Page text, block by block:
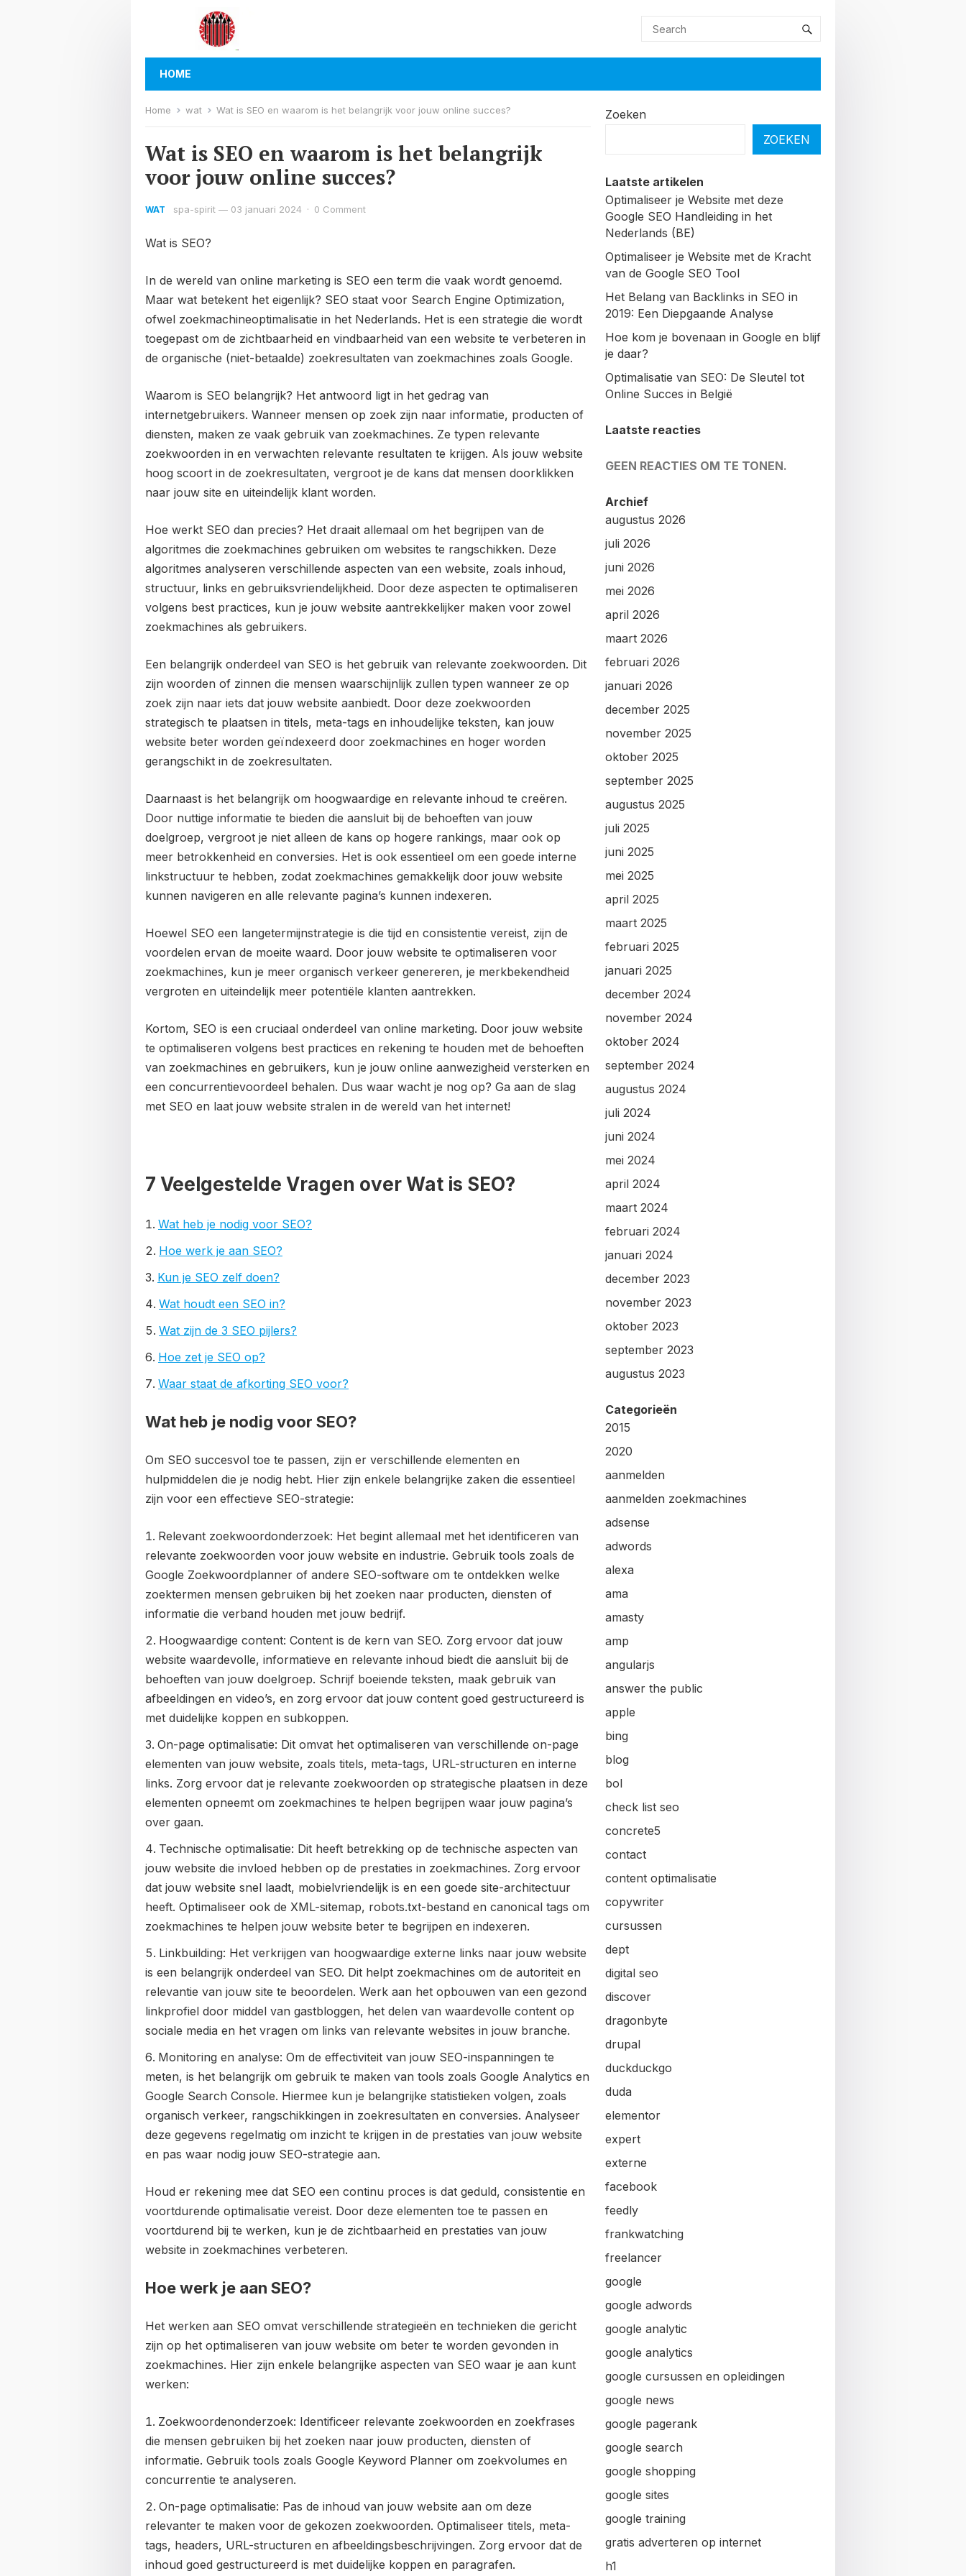
HOME
Home wat Wat is SEO en waarom is het belangrijk voor jouw online succes?
Wat is SEO en waarom is het belangrijk
voor jouw online succes?
WAT spa-spirit — 03 januari 2024 · 0 Comment
Wat is SEO?
In de wereld van online marketing is SEO een term die vaak wordt genoemd.
Maar wat betekent het eigenlijk? SEO staat voor Search Engine Optimization,
ofwel zoekmachineoptimalisatie in het Nederlands. Het is een strategie die wordt
toegepast om de zichtbaarheid en vindbaarheid van een website te verbeteren in
de organische (niet-betaalde) zoekresultaten van zoekmachines zoals Google.
Waarom is SEO belangrijk? Het antwoord ligt in het gedrag van
internetgebruikers. Wanneer mensen op zoek zijn naar informatie, producten of
diensten, maken ze vaak gebruik van zoekmachines. Ze typen relevante
zoekwoorden in en verwachten relevante resultaten te krijgen. Als jouw website
hoog scoort in de zoekresultaten, vergroot je de kans dat mensen doorklikken
naar jouw site en uiteindelijk klant worden.
Hoe werkt SEO dan precies? Het draait allemaal om het begrijpen van de
algoritmes die zoekmachines gebruiken om websites te rangschikken. Deze
algoritmes analyseren verschillende aspecten van een website, zoals inhoud,
structuur, links en gebruiksvriendelijkheid. Door deze aspecten te optimaliseren
volgens best practices, kun je jouw website aantrekkelijker maken voor zowel
zoekmachines als gebruikers.
Een belangrijk onderdeel van SEO is het gebruik van relevante zoekwoorden. Dit
zijn woorden of zinnen die mensen waarschijnlijk zullen typen wanneer ze op
zoek zijn naar iets dat jouw website aanbiedt. Door deze zoekwoorden
strategisch te plaatsen in titels, meta-tags en inhoudelijke teksten, kan jouw
website beter worden geïndexeerd door zoekmachines en hoger worden
gerangschikt in de zoekresultaten.
Daarnaast is het belangrijk om hoogwaardige en relevante inhoud te creëren.
Door nuttige informatie te bieden die aansluit bij de behoeften van jouw
doelgroep, vergroot je niet alleen de kans op hogere rankings, maar ook op
meer betrokkenheid en conversies. Het is ook essentieel om een goede interne
linkstructuur te hebben, zodat zoekmachines gemakkelijk door jouw website
kunnen navigeren en alle relevante pagina’s kunnen indexeren.
Hoewel SEO een langetermijnstrategie is die tijd en consistentie vereist, zijn de
voordelen ervan de moeite waard. Door jouw website te optimaliseren voor
zoekmachines, kun je meer organisch verkeer genereren, je merkbekendheid
vergroten en uiteindelijk meer potentiële klanten aantrekken.
Kortom, SEO is een cruciaal onderdeel van online marketing. Door jouw website
te optimaliseren volgens best practices en rekening te houden met de behoeften
van zoekmachines en gebruikers, kun je jouw online aanwezigheid versterken en
een concurrentievoordeel behalen. Dus waar wacht je nog op? Ga aan de slag
met SEO en laat jouw website stralen in de wereld van het internet!
7 Veelgestelde Vragen over Wat is SEO?
Wat heb je nodig voor SEO?
Hoe werk je aan SEO?
Kun je SEO zelf doen?
Wat houdt een SEO in?
Wat zijn de 3 SEO pijlers?
Hoe zet je SEO op?
Waar staat de afkorting SEO voor?
Wat heb je nodig voor SEO?
Om SEO succesvol toe te passen, zijn er verschillende elementen en
hulpmiddelen die je nodig hebt. Hier zijn enkele belangrijke zaken die essentieel
zijn voor een effectieve SEO-strategie:
Relevant zoekwoordonderzoek: Het begint allemaal met het identificeren van
relevante zoekwoorden voor jouw website en industrie. Gebruik tools zoals de
Google Zoekwoordplanner of andere SEO-software om te ontdekken welke
zoektermen mensen gebruiken bij het zoeken naar producten, diensten of
informatie die verband houden met jouw bedrijf.
Hoogwaardige content: Content is de kern van SEO. Zorg ervoor dat jouw
website waardevolle, informatieve en relevante inhoud biedt die aansluit bij de
behoeften van jouw doelgroep. Schrijf boeiende teksten, maak gebruik van
afbeeldingen en video’s, en zorg ervoor dat jouw content goed gestructureerd is
met duidelijke koppen en subkoppen.
On-page optimalisatie: Dit omvat het optimaliseren van verschillende on-page
elementen van jouw website, zoals titels, meta-tags, URL-structuren en interne
links. Zorg ervoor dat je relevante zoekwoorden op strategische plaatsen in deze
elementen opneemt om zoekmachines te helpen begrijpen waar jouw pagina’s
over gaan.
Technische optimalisatie: Dit heeft betrekking op de technische aspecten van
jouw website die invloed hebben op de prestaties in zoekmachines. Zorg ervoor
dat jouw website snel laadt, mobielvriendelijk is en een goede site-architectuur
heeft. Optimaliseer ook de XML-sitemap, robots.txt-bestand en canonical tags om
zoekmachines te helpen jouw website beter te begrijpen en indexeren.
Linkbuilding: Het verkrijgen van hoogwaardige externe links naar jouw website
is een belangrijk onderdeel van SEO. Dit helpt zoekmachines om de autoriteit en
relevantie van jouw site te beoordelen. Werk aan het opbouwen van een gezond
linkprofiel door middel van gastbloggen, het delen van waardevolle content op
sociale media en het vragen om links van relevante websites in jouw branche.
Monitoring en analyse: Om de effectiviteit van jouw SEO-inspanningen te
meten, is het belangrijk om gebruik te maken van tools zoals Google Analytics en
Google Search Console. Hiermee kun je belangrijke statistieken volgen, zoals
organisch verkeer, rangschikkingen in zoekresultaten en conversies. Analyseer
deze gegevens regelmatig om inzicht te krijgen in de prestaties van jouw website
en pas waar nodig jouw SEO-strategie aan.
Houd er rekening mee dat SEO een continu proces is dat geduld, consistentie en
voortdurende optimalisatie vereist. Door deze elementen toe te passen en
voortdurend bij te werken, kun je de zichtbaarheid en prestaties van jouw
website in zoekmachines verbeteren.
Hoe werk je aan SEO?
Het werken aan SEO omvat verschillende strategieën en technieken die gericht
zijn op het optimaliseren van jouw website om beter te worden gevonden in
zoekmachines. Hier zijn enkele belangrijke aspecten van SEO waar je aan kunt
werken:
Zoekwoordenonderzoek: Identificeer relevante zoekwoorden en zoekfrases
die mensen gebruiken bij het zoeken naar jouw producten, diensten of
informatie. Gebruik tools zoals Google Keyword Planner om zoekvolumes en
concurrentie te analyseren.
On-page optimalisatie: Pas de inhoud van jouw website aan om deze
relevanter te maken voor de gekozen zoekwoorden. Optimaliseer titels, meta-
tags, headers, URL-structuren en afbeeldingsbeschrijvingen. Zorg ervoor dat de
inhoud goed gestructureerd is met duidelijke koppen en paragrafen.
Zoeken
ZOEKEN
Laatste artikelen
Optimaliseer je Website met deze
Google SEO Handleiding in het
Nederlands (BE)
Optimaliseer je Website met de Kracht
van de Google SEO Tool
Het Belang van Backlinks in SEO in
2019: Een Diepgaande Analyse
Hoe kom je bovenaan in Google en blijf
je daar?
Optimalisatie van SEO: De Sleutel tot
Online Succes in België
Laatste reacties
GEEN REACTIES OM TE TONEN.
Archief
augustus 2026
juli 2026
juni 2026
mei 2026
april 2026
maart 2026
februari 2026
januari 2026
december 2025
november 2025
oktober 2025
september 2025
augustus 2025
juli 2025
juni 2025
mei 2025
april 2025
maart 2025
februari 2025
januari 2025
december 2024
november 2024
oktober 2024
september 2024
augustus 2024
juli 2024
juni 2024
mei 2024
april 2024
maart 2024
februari 2024
januari 2024
december 2023
november 2023
oktober 2023
september 2023
augustus 2023
Categorieën
2015
2020
aanmelden
aanmelden zoekmachines
adsense
adwords
alexa
ama
amasty
amp
angularjs
answer the public
apple
bing
blog
bol
check list seo
concrete5
contact
content optimalisatie
copywriter
cursussen
dept
digital seo
discover
dragonbyte
drupal
duckduckgo
duda
elementor
expert
externe
facebook
feedly
frankwatching
freelancer
google
google adwords
google analytic
google analytics
google cursussen en opleidingen
google news
google pagerank
google search
google shopping
google sites
google training
gratis adverteren op internet
h1